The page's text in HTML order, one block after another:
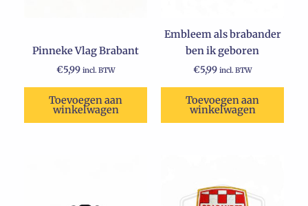
Pinneke Vlag Brabant
€5,99 incl. BTW
Toevoegen aan
winkelwagen
Embleem als brabander
ben ik geboren
€5,99 incl. BTW
Toevoegen aan
winkelwagen